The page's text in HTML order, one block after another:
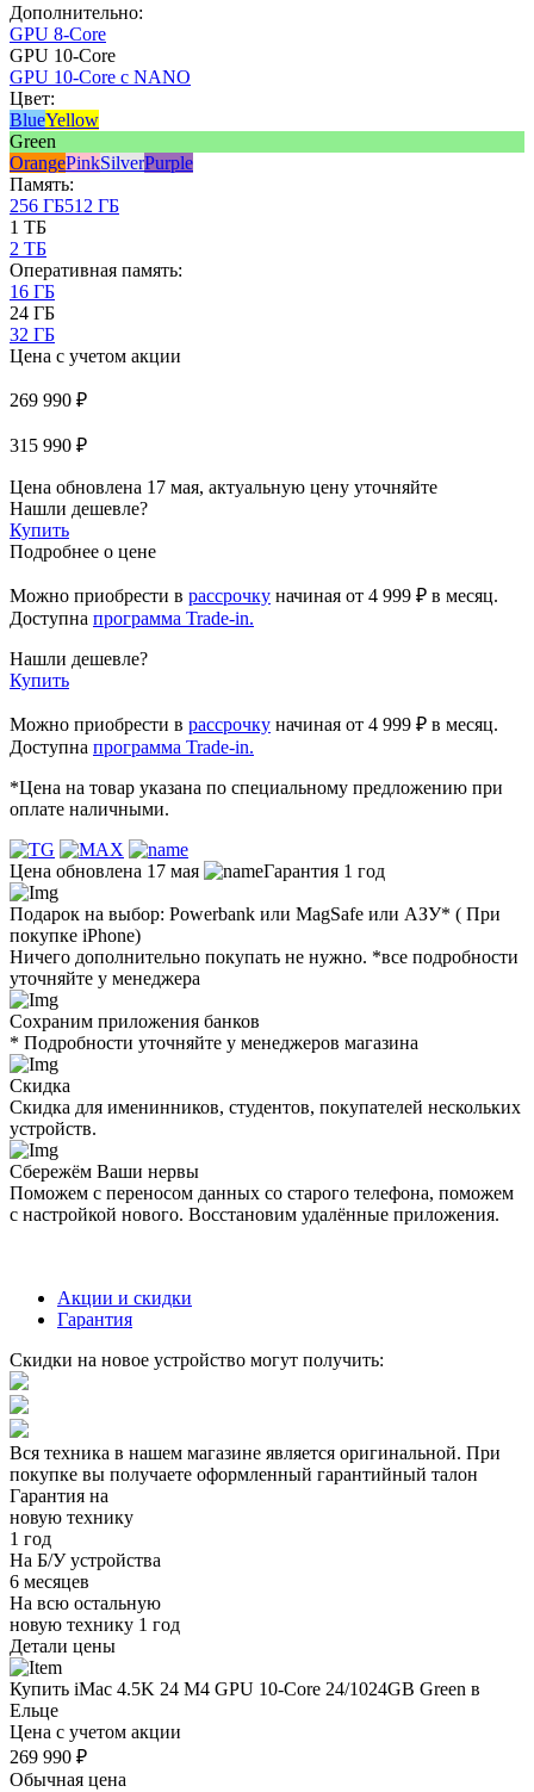
Дополнительно:
GPU 8-Core
GPU 10-Core
GPU 10-Core с NANO
Цвет:
BlueYellow
Green
OrangePinkSilverPurple
Память:
256 ГБ512 ГБ
1 ТБ
2 ТБ
Оперативная память:
16 ГБ
24 ГБ
32 ГБ
Цена с учетом акции
269 990 ₽
315 990 ₽
Цена обновлена 17 мая, актуальную цену уточняйте
Нашли дешевле?
Купить
Подробнее о цене
Можно приобрести в рассрочку начиная от 4 999 ₽ в месяц.
Доступна программа Trade-in.
Нашли дешевле?
Купить
Можно приобрести в рассрочку начиная от 4 999 ₽ в месяц.
Доступна программа Trade-in.
*Цена на товар указана по специальному предложению при
оплате наличными.
Цена обновлена 17 мая Гарантия 1 год
Подарок на выбор: Powerbank или MagSafe или AЗУ* ( При
покупке iPhone)
Ничего дополнительно покупать не нужно. *все подробности
уточняйте у менеджера
Сохраним приложения банков
* Подробности уточняйте у менеджеров магазина
Скидка
Скидка для именинников, студентов, покупателей нескольких
устройств.
Сбережём Ваши нервы
Поможем с переносом данных со старого телефона, поможем
с настройкой нового. Восстановим удалённые приложения.
Акции и скидки
Гарантия
Скидки на новое устройство могут получить:
Вся техника в нашем магазине является оригинальной. При
покупке вы получаете оформленный гарантийный талон
Гарантия на
новую технику
1 год
На Б/У устройства
6 месяцев
На всю остальную
новую технику 1 год
Детали цены
Купить iMac 4.5K 24 M4 GPU 10-Core 24/1024GB Green в
Ельце
Цена с учетом акции
269 990 ₽
Обычная цена